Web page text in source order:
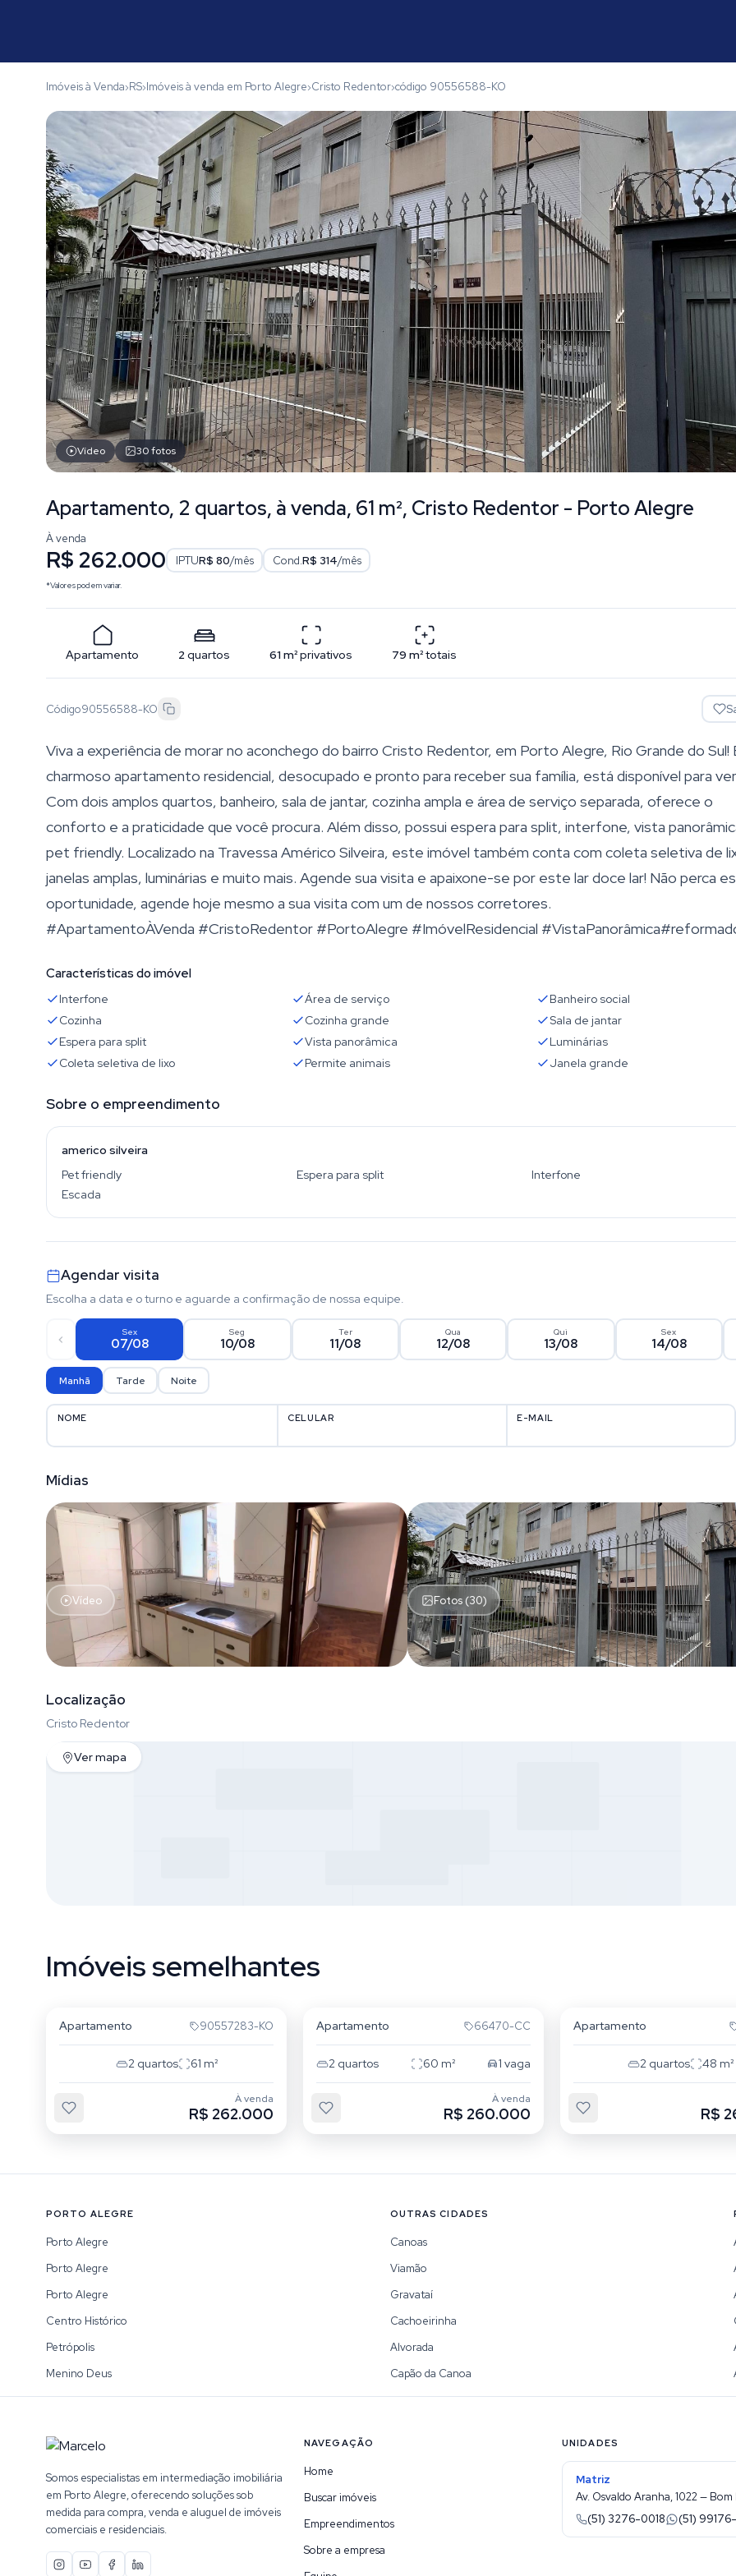
Imóveis à Venda›RS›Imóveis à venda em Porto Alegre›Cristo Redentor›código 90556588-KO
Vídeo 30fotos
Apartamento, 2 quartos, à venda, 61 m², Cristo Redentor - Porto Alegre
À venda
R$ 262.000 IPTUR$ 80/mês Cond.R$ 314/mês
*Valores podem variar.
Apartamento 2 quartos 61 m²privativos 79 m²totais
Código90556588-KO
Viva a experiência de morar no aconchego do bairro Cristo Redentor, em Porto Alegre, Rio Grande do Sul!
charmoso apartamento residencial, desocupado e pronto para receber sua família, está disponível para
Com dois amplos quartos, banheiro, sala de jantar, cozinha ampla e área de serviço separada, oferece o
conforto e a praticidade que você procura. Além disso, possui espera para split, interfone, vista
pet friendly. Localizado na Travessa Américo Silveira, este imóvel também conta com coleta seletiva de
janelas amplas, luminárias e muito mais. Agende sua visita e apaixone-se por este lar doce lar! Não perca
oportunidade, agende hoje mesmo a sua visita com um de nossos corretores.
#ApartamentoÀVenda #CristoRedentor #PortoAlegre #ImóvelResidencial
Características do imóvel
Interfone Área de serviço
Banheiro social
Cozinha
Cozinha grande
Sala de jantar
Espera para split
Vista panorâmica
Luminárias
Coleta seletiva de lixo
Permite animais Janela grande
Sobre o empreendimento
americo silveira
Pet friendly
Espera para split
Interfone
Escada
Agendar visita
Escolha a data e o turno e aguarde a confirmação de nossa equipe.
Sex
07/08
Seg
10/08
Ter
11/08
Qua
12/08
Qui
13/08
Sex
14/08
Manhã Tarde Noite
NOME CELULAR E-MAIL
Mídias
Vídeo Fotos (30)
Localização
Cristo Redentor
Ver mapa
Imóveis semelhantes
Apartamento 90557283-KO
2 quartos 61 m²
À venda
R$ 262.000
Apartamento 66470-CC
2 quartos 60 m² 1 vaga
À venda
R$ 260.000
Apartamento
2 quartos 48 m²
R$
PORTO ALEGRE
Porto Alegre
Porto Alegre
Porto Alegre
Centro Histórico
Petrópolis
Menino Deus
OUTRAS CIDADES
Canoas
Viamão
Gravataí
Cachoeirinha
Alvorada
Capão da Canoa
Somos especialistas em intermediação imobiliária
em Porto Alegre, oferecendo soluções sob
medida para compra, venda e aluguel de imóveis
comerciais e residenciais.
NAVEGAÇÃO
Home
Buscar imóveis
Empreendimentos
Sobre a empresa
UNIDADES
Matriz
Av. Osvaldo Aranha, 1022 —
(51) 3276-0018
(51)